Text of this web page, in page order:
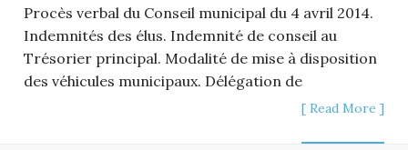
Procès verbal du Conseil municipal du 4 avril 2014.
Indemnités des élus. Indemnité de conseil au
Trésorier principal. Modalité de mise à disposition
des véhicules municipaux. Délégation de
[ Read More ]